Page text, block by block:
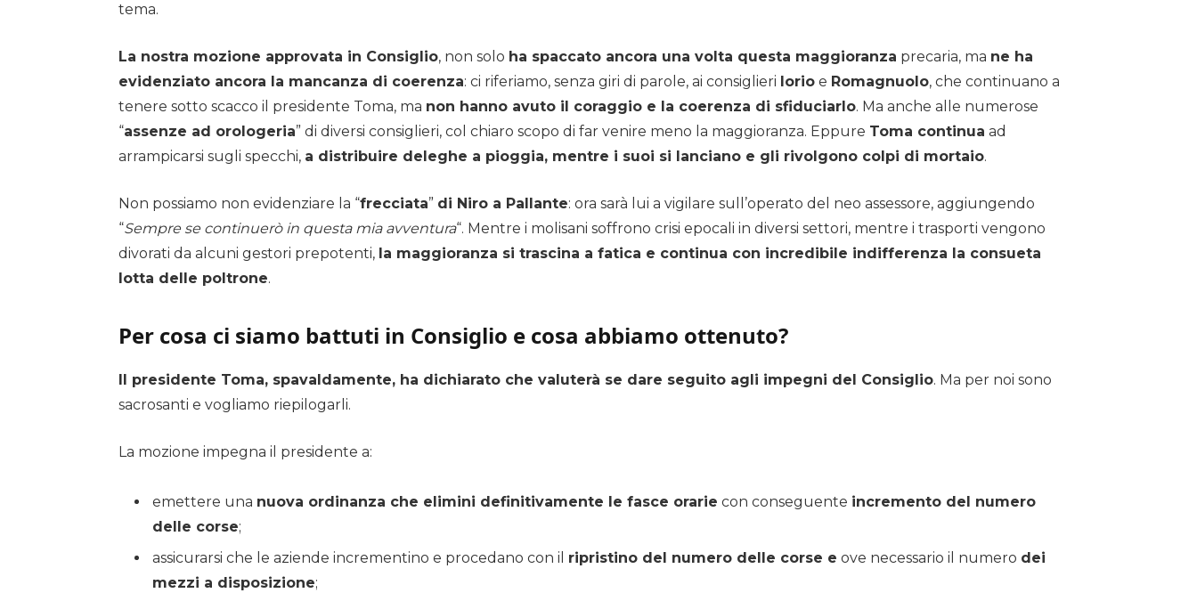
tema.
La nostra mozione approvata in Consiglio, non solo ha spaccato ancora una volta questa maggioranza precaria, ma ne ha
evidenziato ancora la mancanza di coerenza: ci riferiamo, senza giri di parole, ai consiglieri Iorio e Romagnuolo, che continuano a
tenere sotto scacco il presidente Toma, ma non hanno avuto il coraggio e la coerenza di sfiduciarlo. Ma anche alle numerose
“assenze ad orologeria” di diversi consiglieri, col chiaro scopo di far venire meno la maggioranza. Eppure Toma continua ad
arrampicarsi sugli specchi, a distribuire deleghe a pioggia, mentre i suoi si lanciano e gli rivolgono colpi di mortaio.
Non possiamo non evidenziare la “frecciata” di Niro a Pallante: ora sarà lui a vigilare sull’operato del neo assessore, aggiungendo
“Sempre se continuerò in questa mia avventura“. Mentre i molisani soffrono crisi epocali in diversi settori, mentre i trasporti vengono
divorati da alcuni gestori prepotenti, la maggioranza si trascina a fatica e continua con incredibile indifferenza la consueta
lotta delle poltrone.
Per cosa ci siamo battuti in Consiglio e cosa abbiamo ottenuto?
Il presidente Toma, spavaldamente, ha dichiarato che valuterà se dare seguito agli impegni del Consiglio. Ma per noi sono
sacrosanti e vogliamo riepilogarli.
La mozione impegna il presidente a:
emettere una nuova ordinanza che elimini definitivamente le fasce orarie con conseguente incremento del numero
delle corse;
assicurarsi che le aziende incrementino e procedano con il ripristino del numero delle corse e ove necessario il numero dei
mezzi a disposizione;